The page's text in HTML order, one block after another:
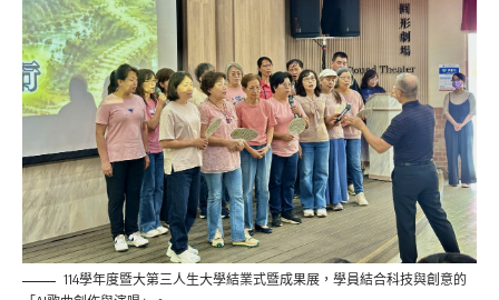
114學年度暨大第三人生大學結業式暨成果展，學員結合科技與創意的